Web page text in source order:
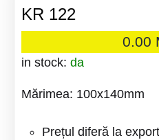
KR 122
0.00
in stock: da
Mărimea: 100x140mm
Prețul diferă la